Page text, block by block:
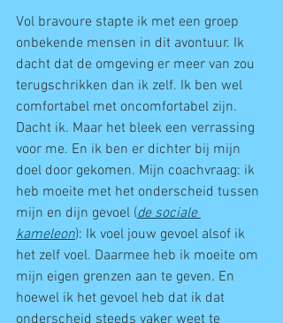
Vol bravoure stapte ik met een groep
onbekende mensen in dit avontuur. Ik
dacht dat de omgeving er meer van zou
terugschrikken dan ik zelf. Ik ben wel
comfortabel met oncomfortabel zijn.
Dacht ik. Maar het bleek een verrassing
voor me. En ik ben er dichter bij mijn
doel door gekomen. Mijn coachvraag: ik
heb moeite met het onderscheid tussen
mijn en dijn gevoel (de sociale
kameleon): Ik voel jouw gevoel alsof ik
het zelf voel. Daarmee heb ik moeite om
mijn eigen grenzen aan te geven. En
hoewel ik het gevoel heb dat ik dat
onderscheid steeds vaker weet te